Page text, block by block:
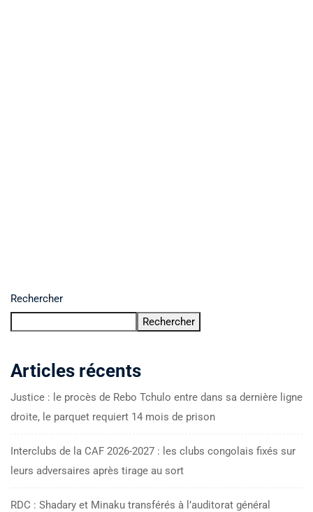
Rechercher
Rechercher
Articles récents
Justice : le procès de Rebo Tchulo entre dans sa dernière ligne
droite, le parquet requiert 14 mois de prison
Interclubs de la CAF 2026-2027 : les clubs congolais fixés sur
leurs adversaires après tirage au sort
RDC : Shadary et Minaku transférés à l’auditorat général